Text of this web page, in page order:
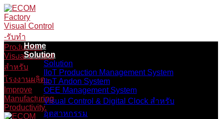
Skip
to
content
Home
Solution
Solution
IIoT Production Management System
IIoT Andon System
OEE Management System
Visual Control & Digital Clock สำหรับ
อุตสาหกรรม